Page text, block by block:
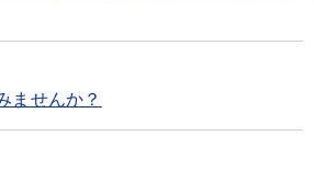
ませんか？